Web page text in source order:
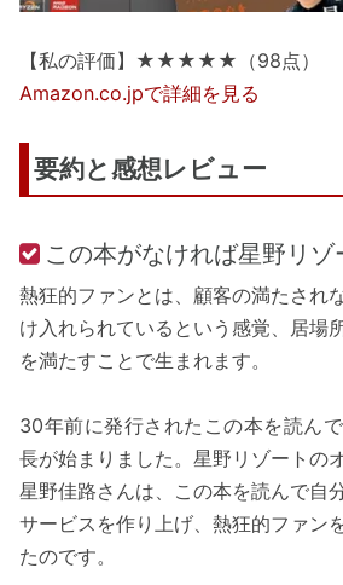
【私の評価】★★★★★（98点）
Amazon.co.jpで詳細を見る
要約と感想レビュー
この本がなければ星野リゾ
熱狂的ファンとは、顧客の満たされ
け入れられているという感覚、居場
を満たすことで生まれます。
30年前に発行されたこの本を読ん
長が始まりました。星野リゾートの
星野佳路さんは、この本を読んで自
サービスを作り上げ、熱狂的ファン
たのです。